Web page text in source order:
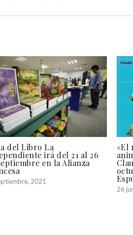
del Libro La
irá del 21 al 26
en la Alianza
2021
«El
26